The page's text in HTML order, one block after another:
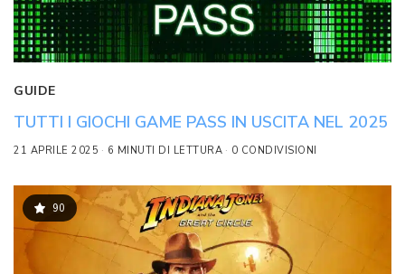
GUIDE
TUTTI I GIOCHI GAME PASS IN USCITA NEL 2025
21 APRILE 2025 6 MINUTI DI LETTURA 0 CONDIVISIONI
90